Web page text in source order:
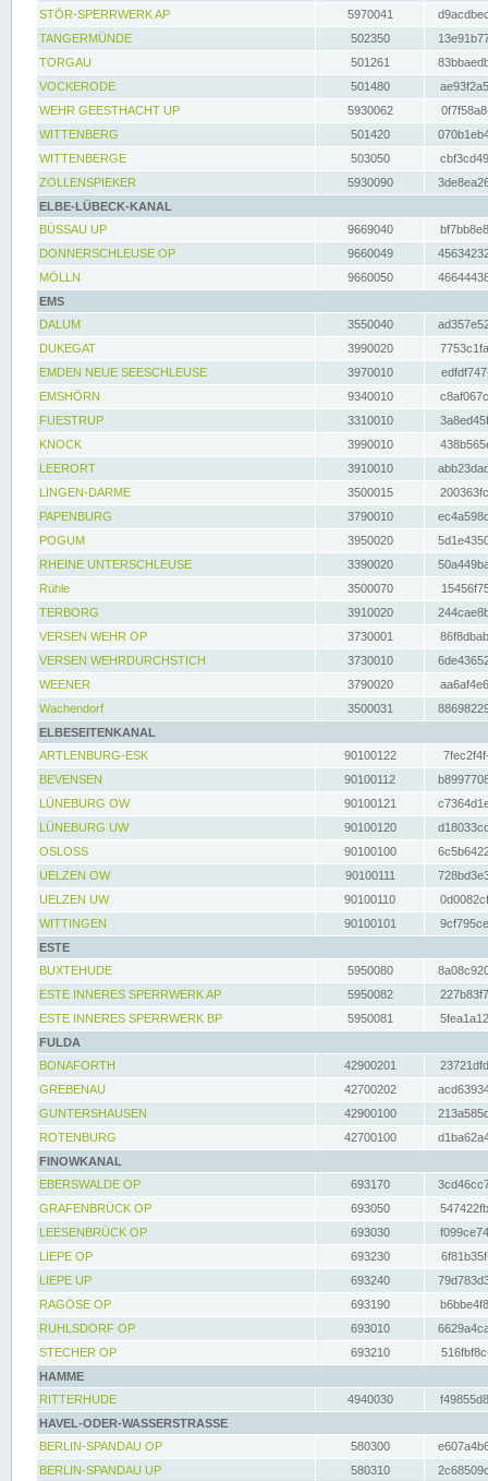
STÖR-SPERRWERK AP 5970041
TANGERMÜNDE
502350
TORGAU
501261
VOCKERODE
501480
WEHR GEESTHACHT UP
5930062
WITTENBERG
501420
WITTENBERGE
503050
ZOLLENSPIEKER
5930090
ELBE-LÜBECK-KANAL
BÜSSAU UP
9669040
DONNERSCHLEUSE OP
9660049
MÖLLN
9660050
EMS
DALUM
3550040
DUKEGAT
3990020
EMDEN NEUE SEESCHLEUSE
3970010
EMSHÖRN
9340010
FUESTRUP
3310010
KNOCK
3990010
LEERORT
3910010
LINGEN-DARME
3500015
PAPENBURG
3790010
POGUM
3950020
RHEINE UNTERSCHLEUSE
3390020
Rühle
3500070
TERBORG
3910020
VERSEN WEHR OP
3730001
VERSEN WEHRDURCHSTICH
3730010
WEENER
3790020
Wachendorf
3500031
ELBESEITENKANAL
ARTLENBURG-ESK
90100122
BEVENSEN
90100112
LÜNEBURG OW
90100121
LÜNEBURG UW
90100120
OSLOSS
90100100
UELZEN OW
90100111
UELZEN UW
90100110
WITTINGEN
90100101
ESTE
BUXTEHUDE
5950080
ESTE INNERES SPERRWERK AP
5950082
ESTE INNERES SPERRWERK BP
5950081
FULDA
BONAFORTH
42900201
GREBENAU
42700202
GUNTERSHAUSEN
42900100
ROTENBURG
42700100
FINOWKANAL
EBERSWALDE OP
693170
GRAFENBRÜCK OP
693050
LEESENBRÜCK OP
693030
LIEPE OP
693230
LIEPE UP
693240
RAGÖSE OP
693190
RUHLSDORF OP
693010
STECHER OP
693210
HAMME
RITTERHUDE
4940030
HAVEL-ODER-WASSERSTRASSE
BERLIN-SPANDAU OP
580300
BERLIN-SPANDAU UP
580310